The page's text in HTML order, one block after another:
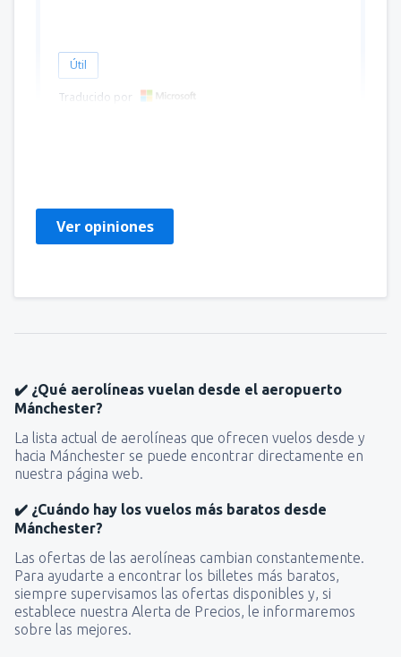
Útil
Traducido por
Ver opiniones
✔️ ¿Qué aerolíneas vuelan desde el aeropuerto
Mánchester?
La lista actual de aerolíneas que ofrecen vuelos desde y
hacia Mánchester se puede encontrar directamente en
nuestra página web.
✔️ ¿Cuándo hay los vuelos más baratos desde
Mánchester?
Las ofertas de las aerolíneas cambian constantemente.
Para ayudarte a encontrar los billetes más baratos,
siempre supervisamos las ofertas disponibles y, si
establece nuestra Alerta de Precios, le informaremos
sobre las mejores.